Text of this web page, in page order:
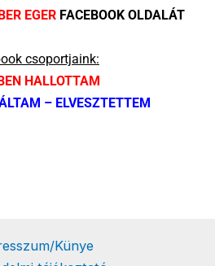
EGERFACEBOOK OLDALÁT
csoportjaink:
HALLOTTAM
– ELVESZTETTEM
Künye